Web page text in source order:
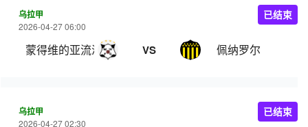
乌拉甲
2026-04-27 06:00
蒙得维的亚流浪者 VS 佩纳罗尔
已结束
乌拉甲
2026-04-27 02:30
已结束